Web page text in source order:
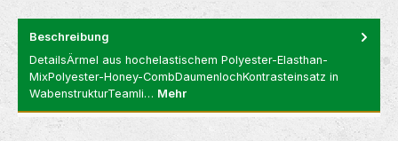
Beschreibung
DetailsÄrmel aus hochelastischem Polyester-Elasthan-
MixPolyester-Honey-CombDaumenlochKontrasteinsatz in
WabenstrukturTeamli… Mehr